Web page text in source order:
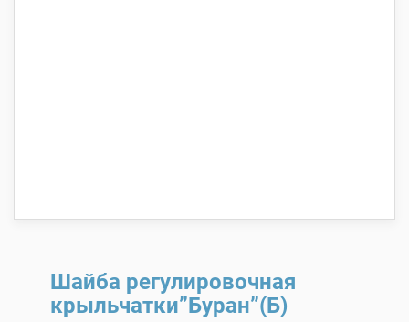
Шайба регулировочная
крыльчатки”Буран”(Б)